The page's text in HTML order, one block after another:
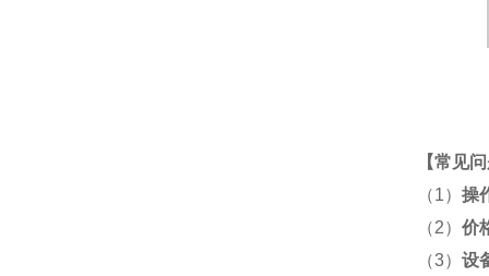
【常见
（1） 操
（2） 价
（3） 设